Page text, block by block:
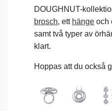
DOUGHNUT-
brosch, ett hänge och
samt två typer av
klart.
Hoppas att du också